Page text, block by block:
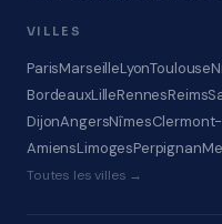
VILLES
ParisMarseilleLyonToulouse
BordeauxLilleRennesReims
DijonAngersNîmes
AmiensLimogesPerpignan
Toutes les villes →